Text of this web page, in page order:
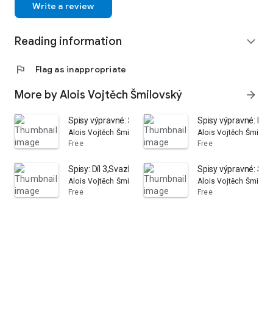
Write a review
Reading information expand_more
flag Flag as inappropriate
More by Alois Vojtěch Šmilovský arrow_forward
Spisy výpravné: Svazky 1–2
Alois Vojtěch Šmilovský
Free
Spisy výpravné:
Alois Vojtěch
Free
Spisy: Díl 3,Svazky 7–8
Alois Vojtěch Šmilovský
Free
Spisy výpravné:
Alois Vojtěch
Free